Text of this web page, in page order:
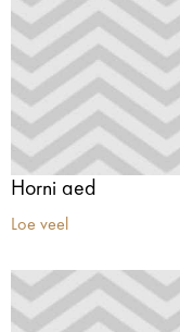
Horni aed
Loe veel